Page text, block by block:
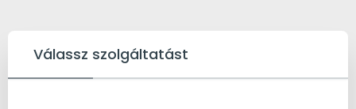
Válassz szolgáltatást